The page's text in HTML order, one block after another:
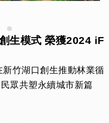
生模式 榮獲2024 iF
竹湖口創生推動林業循
眾共塑永續城市新篇